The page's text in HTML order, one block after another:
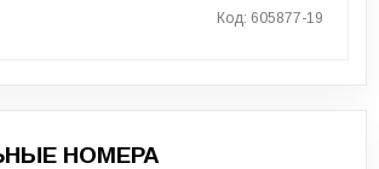
Код: 605877-19
НОМЕРА